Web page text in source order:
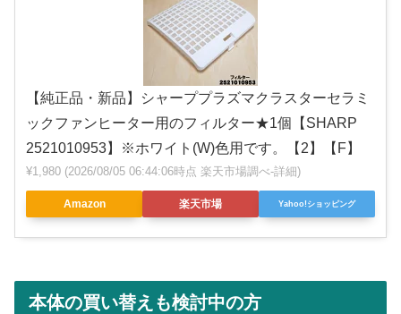
【純正品・新品】シャーププラズマクラスターセラミ
ックファンヒーター用のフィルター★1個【SHARP
2521010953】※ホワイト(W)色用です。【2】【F】
¥1,980 (2026/08/05 06:44:06時点 楽天市場調べ-詳細)
Amazon 楽天市場 Yahoo!ショッピング
本体の買い替えも検討中の方